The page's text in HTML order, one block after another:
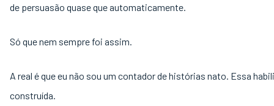
de persuasão quase que automaticamente.
Só que nem sempre foi assim.
A real é que eu não sou um contador de histórias nato. Essa
construída.